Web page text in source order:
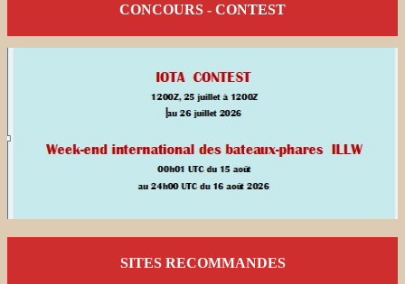
CONCOURS - CONTEST
SITES RECOMMANDES